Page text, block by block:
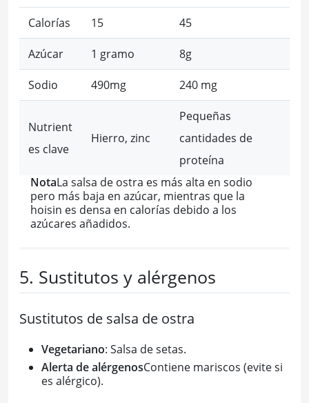
Calorías 15 45
Azúcar 1 gramo 8g
Sodio 490mg 240 mg
Nutrient
es clave
Hierro, zinc
Pequeñas
cantidades de
proteína
NotaLa salsa de ostra es más alta en sodio
pero más baja en azúcar, mientras que la
hoisin es densa en calorías debido a los
azúcares añadidos.
5. Sustitutos y alérgenos
Sustitutos de salsa de ostra
Vegetariano: Salsa de setas.
Alerta de alérgenosContiene mariscos (evite si
es alérgico).